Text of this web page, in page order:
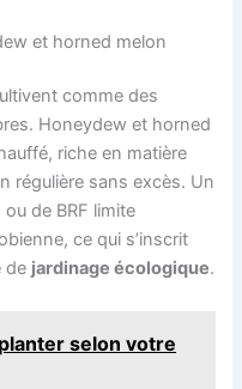
et horned melon
comme des
Honeydew et horned
riche en matière
régulière sans excès. Un
de BRF limite
ce qui s’inscrit
de jardinage écologique.
selon votre